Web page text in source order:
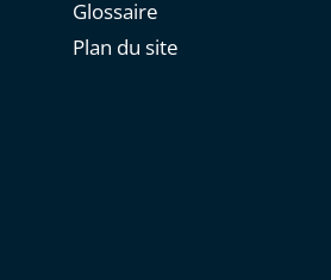
Glossaire
Plan du site